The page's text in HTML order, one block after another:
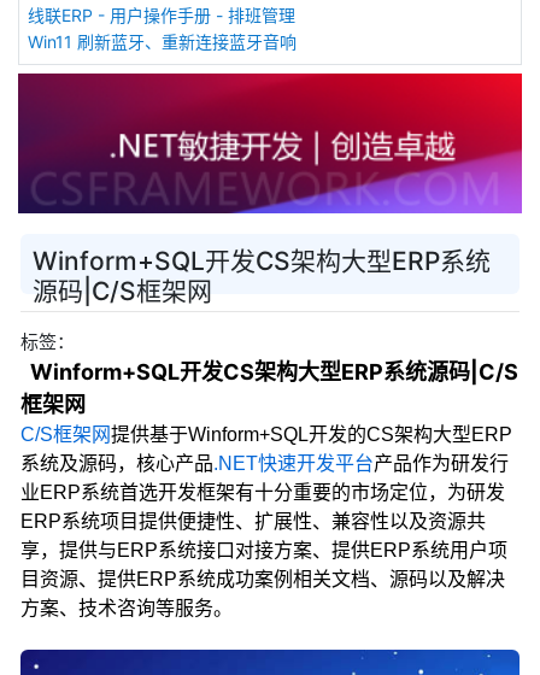
线联ERP - 用户操作手册 - 排班管理
Win11 刷新蓝牙、重新连接蓝牙音响
Winform+SQL开发CS架构大型ERP系统
源码|C/S框架网
标签：
Winform+SQL开发CS架构大型ERP系统源码|C/S
框架网
C/S框架网提供基于Winform+SQL开发的CS架构大型ERP
系统及源码， 核心产品.NET快速开发平台产品作为研发行
业ERP系统首选开发框架有十分重要的市场定位，为研发
ERP系统项目提供便捷性、扩展性、兼容性以及资源共
享，提供与ERP系统接口对接方案、提供ERP系统用户项
目资源、提供ERP系统成功案例相关文档、源码以及解决
方案、技术咨询等服务。